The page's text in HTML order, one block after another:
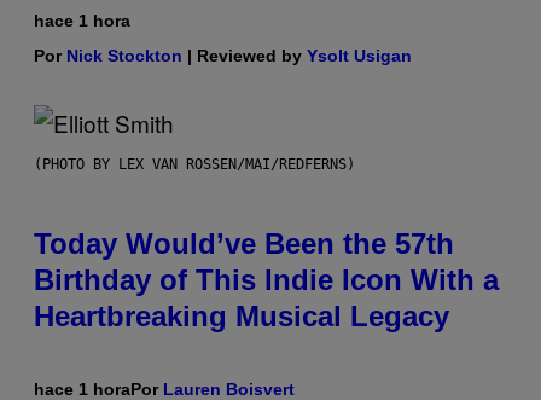
hace 1 hora
Por Nick Stockton | Reviewed by Ysolt Usigan
(PHOTO BY LEX VAN ROSSEN/MAI/REDFERNS)
Today Would’ve Been the 57th
Birthday of This Indie Icon With a
Heartbreaking Musical Legacy
hace 1 horaPor Lauren Boisvert